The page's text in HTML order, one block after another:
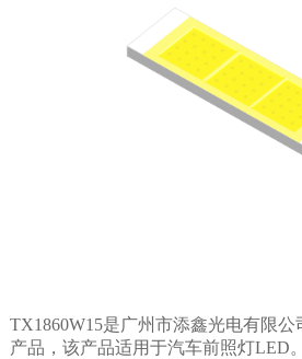
TX1860W15是广州市添鑫光电有限
产品，该产品适用于汽车前照灯LED